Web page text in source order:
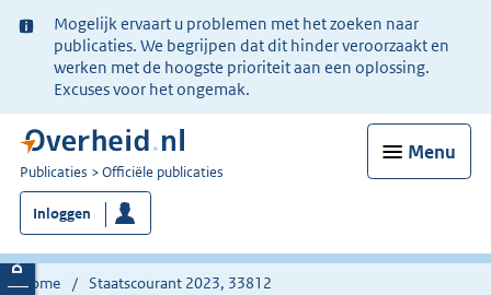
Ter
informatie:
Mogelijk ervaart u problemen met het zoeken naar
publicaties. We begrijpen dat dit hinder veroorzaakt en
werken met de hoogste prioriteit aan een oplossing.
Excuses voor het ongemak.
Menu
U
bent
nu
hier:
Publicaties Officiële publicaties
Inloggen
Home Staatscourant 2023, 33812